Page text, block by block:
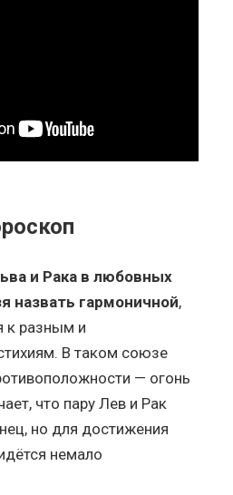
и Рака в любовных
назвать гармоничной,
к разным и
В таком союзе
— огонь
что пару Лев и Рак
но для достижения
немало